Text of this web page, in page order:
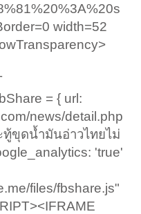
width=52
= { url:
news/detail.php
ทู้ขุดน้ำมันอ่าวไทยไม่
'true'
files/fbshare.js"